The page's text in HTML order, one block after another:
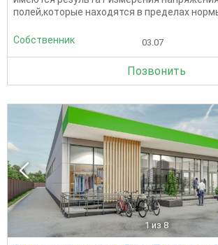
полей,которые находятся в пределах
Собственник 03.07
Позвонить
1 из 8